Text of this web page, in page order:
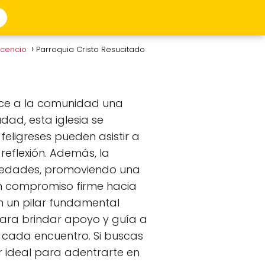
Parroquia Cristo Resucitado
a la comunidad una
esta iglesia se
pueden asistir a
Además, la
promoviendo una
compromiso firme hacia
un pilar fundamental
brindar apoyo y guía a
encuentro. Si buscas
ideal para adentrarte en